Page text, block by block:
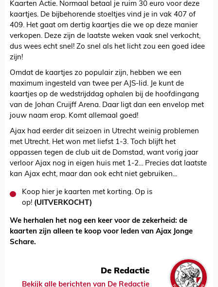
Kaarten Actie. Normaal betaal je ruim 30 euro voor deze
kaartjes. De bijbehorende stoeltjes vind je in vak 407 of
409. Het gaat om dertig kaartjes die we op deze manier
verkopen. Deze zijn de laatste weken vaak snel verkocht,
dus wees echt snel! Zo snel als het licht zou een goed idee
zijn!
Omdat de kaartjes zo populair zijn, hebben we een
maximum ingesteld van twee per AJS-lid. Je kunt de
kaartjes op de wedstrijddag ophalen bij de hoofdingang
van de Johan Cruijff Arena. Daar ligt dan een envelop met
jouw naam erop. Komt allemaal goed!
Ajax had eerder dit seizoen in Utrecht weinig problemen
met Utrecht. Het won met liefst 1-3. Toch blijft het
oppassen tegen de club uit de Domstad, want vorig jaar
verloor Ajax nog in eigen huis met 1-2... Precies dat laatste
kan Ajax echt, maar dan ook echt niet gebruiken...
Koop hier je kaarten met korting. Op is
op! (UITVERKOCHT)
We herhalen het nog een keer voor de zekerheid: de
kaarten zijn alleen te koop voor leden van Ajax Jonge
Schare.
De Redactie
Bekijk alle berichten van De Redactie